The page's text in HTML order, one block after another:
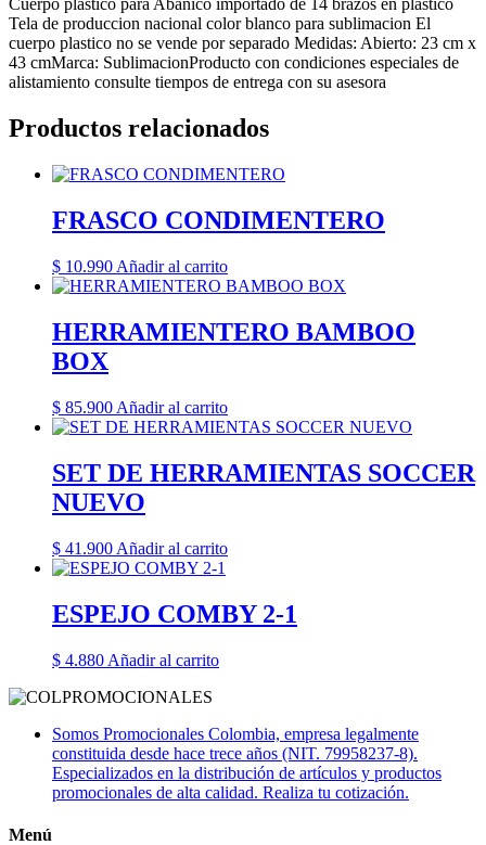
Cuerpo plastico para Abanico importado de 14 brazos en plastico
Tela de produccion nacional color blanco para sublimacion El
cuerpo plastico no se vende por separado Medidas: Abierto: 23 cm x
43 cmMarca: SublimacionProducto con condiciones especiales de
alistamiento consulte tiempos de entrega con su asesora
Productos relacionados
FRASCO CONDIMENTERO
$ 10.990 Añadir al carrito
HERRAMIENTERO BAMBOO
BOX
$ 85.900 Añadir al carrito
SET DE HERRAMIENTAS SOCCER
NUEVO
$ 41.900 Añadir al carrito
ESPEJO COMBY 2-1
$ 4.880 Añadir al carrito
Somos Promocionales Colombia, empresa legalmente
constituida desde hace trece años (NIT. 79958237-8).
Especializados en la distribución de artículos y productos
promocionales de alta calidad. Realiza tu cotización.
Menú